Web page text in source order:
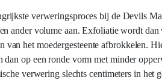
verweringsproces bij de Devils
ander volume aan. Exfoliatie wordt
van het moedergesteente afbrokkelen.
op een ronde vorm met minder
verwering slechts centimeters in het